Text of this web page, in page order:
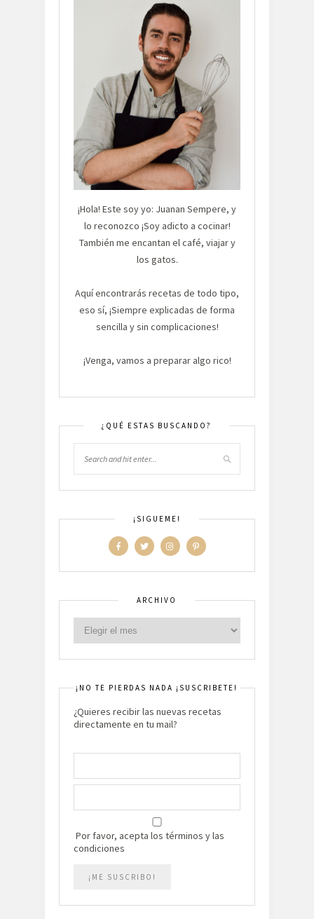
¡Hola! Este soy yo: Juanan Sempere, y
lo reconozco ¡Soy adicto a cocinar!
También me encantan el café, viajar y
los gatos.
Aquí encontrarás recetas de todo tipo,
eso sí, ¡Siempre explicadas de forma
sencilla y sin complicaciones!
¡Venga, vamos a preparar algo rico!
¿QUÉ ESTAS BUSCANDO?
¡SIGUEME!
ARCHIVO
¡NO TE PIERDAS NADA ¡SUSCRIBETE!
¿Quieres recibir las nuevas recetas
directamente en tu mail?
Por favor, acepta los términos y las
condiciones